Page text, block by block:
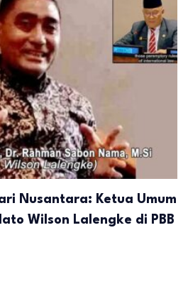
Nusantara: Ketua Umum
Wilson Lalengke di PBB